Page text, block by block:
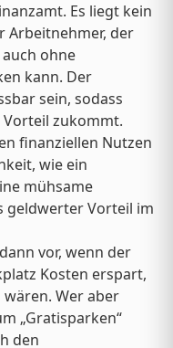
Es liegt kein
Arbeitnehmer, der
ohne
kann. Der
sein, sodass
zukommt.
finanziellen Nutzen
wie ein
mühsame
geldwerter Vorteil im
vor, wenn der
Kosten erspart,
Wer aber
„Gratisparken“
den